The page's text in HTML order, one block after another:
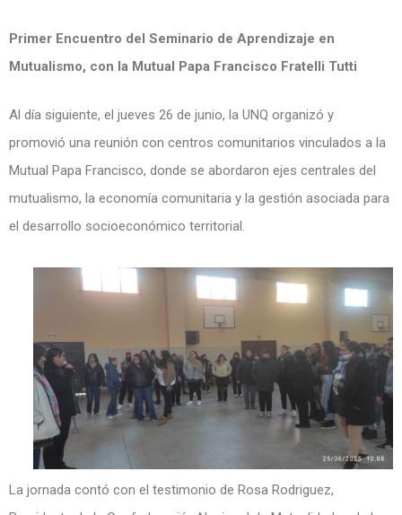
Primer Encuentro del Seminario de Aprendizaje en
Mutualismo, con la Mutual Papa Francisco Fratelli Tutti
Al día siguiente, el jueves 26 de junio, la UNQ organizó y
promovió una reunión con centros comunitarios vinculados a la
Mutual Papa Francisco, donde se abordaron ejes centrales del
mutualismo, la economía comunitaria y la gestión asociada para
el desarrollo socioeconómico territorial.
La jornada contó con el testimonio de Rosa Rodriguez,